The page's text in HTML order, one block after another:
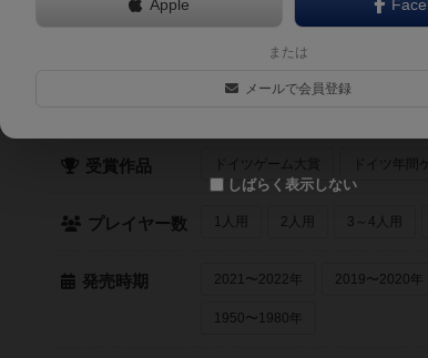
受賞作品 ドイツゲーム大賞 ドイツ年間
プレイヤー数 1人用 2人用 3～4人用
発売時期 2021〜2022年 2019〜2020年
1950〜1980年
Apple
または
メールで会員登録
しばらく表示しない